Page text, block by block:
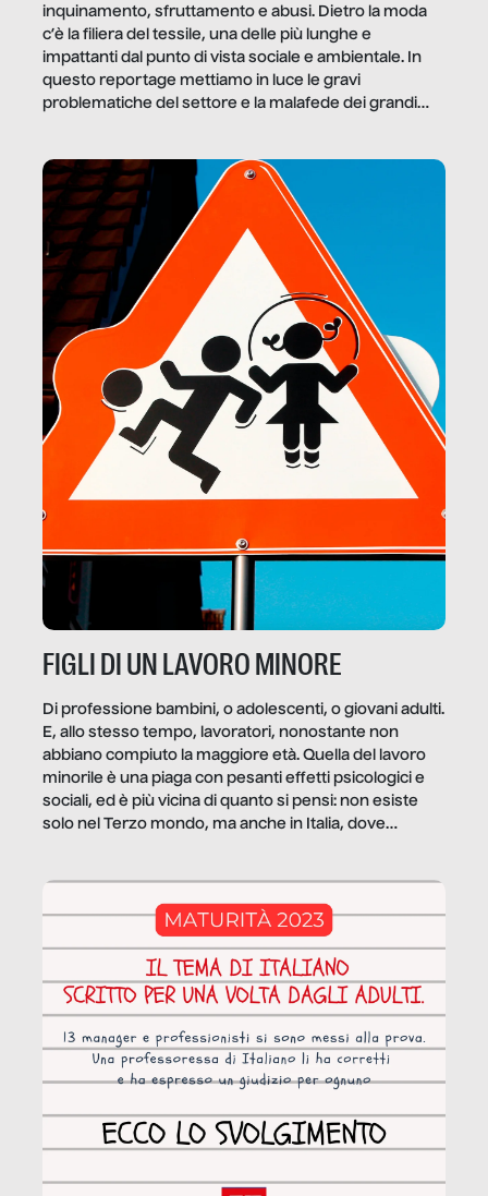
inquinamento, sfruttamento e abusi. Dietro la moda
c’è la filiera del tessile, una delle più lunghe e
impattanti dal punto di vista sociale e ambientale. In
questo reportage mettiamo in luce le gravi
problematiche del settore e la malafede dei grandi
FIGLI DI UN LAVORO MINORE
Di professione bambini, o adolescenti, o giovani adulti.
E, allo stesso tempo, lavoratori, nonostante non
abbiano compiuto la maggiore età. Quella del lavoro
minorile è una piaga con pesanti effetti psicologici e
sociali, ed è più vicina di quanto si pensi: non esiste
solo nel Terzo mondo, ma anche in Italia, dove